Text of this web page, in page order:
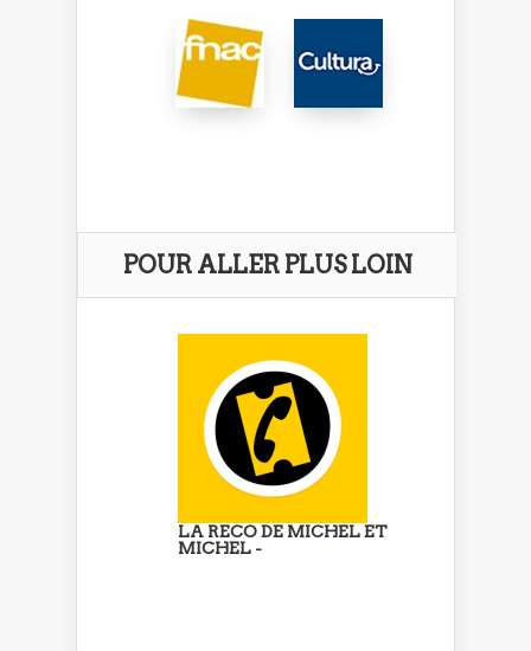
POUR ALLER PLUS LOIN
LA RECO DE MICHEL ET
MICHEL -